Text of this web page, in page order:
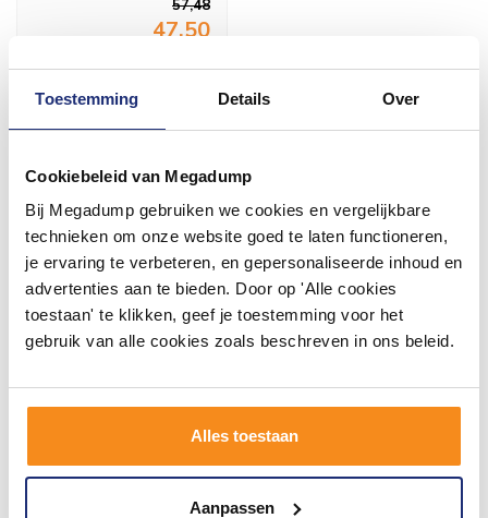
Toestemming Details Over
Cookiebeleid van Megadump
Bij Megadump gebruiken we cookies en vergelijkbare
technieken om onze website goed te laten functioneren,
je ervaring te verbeteren, en gepersonaliseerde inhoud en
advertenties aan te bieden. Door op 'Alle cookies
toestaan' te klikken, geef je toestemming voor het
gebruik van alle cookies zoals beschreven in ons beleid.
Alles toestaan
Aanpassen
57,48
47,50
Meer info
#mijndroombadkamer
Wij geloven in de kracht van delen. Deel jouw
badkamer op Instagram met #mijndroombadkamer
en tag @megadumpnl. Samen bouwen we een
inspirerende omgeving vol met unieke
badkamerstijlen. Doe je mee?